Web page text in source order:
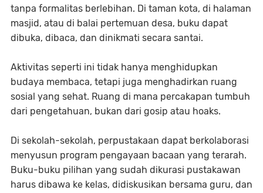
tanpa formalitas berlebihan. Di taman kota, di halaman
masjid, atau di balai pertemuan desa, buku dapat
dibuka, dibaca, dan dinikmati secara santai.
Aktivitas seperti ini tidak hanya menghidupkan
budaya membaca, tetapi juga menghadirkan ruang
sosial yang sehat. Ruang di mana percakapan tumbuh
dari pengetahuan, bukan dari gosip atau hoaks.
Di sekolah-sekolah, perpustakaan dapat berkolaborasi
menyusun program pengayaan bacaan yang terarah.
Buku-buku pilihan yang sudah dikurasi pustakawan
harus dibawa ke kelas, didiskusikan bersama guru, dan